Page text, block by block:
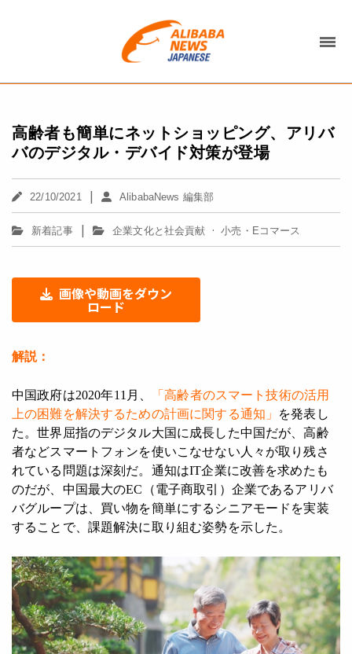
高齢者も簡単にネットショッピング、アリバ
バのデジタル・デバイド対策が登場
22/10/2021 | AlibabaNews 編集部
新着記事 | 企業文化と社会貢献 · 小売・Eコマース
画像や動画をダウン
ロード
解説：
中国政府は2020年11月、
「高齢者のスマート技術の活用
上の困難を解決するための計画に関する通知」
を発表し
た。世界屈指のデジタル大国に成長した中国だが、高齢
者などスマートフォンを使いこなせない人々が取り残さ
れている問題は深刻だ。通知はIT企業に改善を求めたも
のだが、中国最大のEC（電子商取引）企業であるアリバ
バグループは、買い物を簡単にするシニアモードを実装
することで、課題解決に取り組む姿勢を示した。